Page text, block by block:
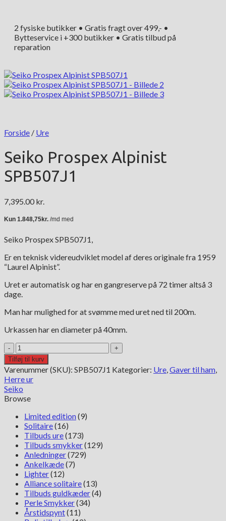
2 fysiske butikker • Gratis fragt over 499,- •
Bytteservice i +300 butikker • Gratis tilbud på
reparation
Forside / Ure
Seiko Prospex Alpinist
SPB507J1
7,395.00 kr.
Seiko Prospex SPB507J1,
Er en teknisk videreudviklet model af deres originale fra 1959
“Laurel Alpinist”.
Uret er automatisk og har en gangreserve på 72 timer altså 3
dage.
Man har mulighed for at svømme med uret ned til 200m.
Urkassen har en diameter på 40mm.
Seiko
Prospex
Alpinist
SPB507J1
antal
Tilføj til kurv
Varenummer (SKU): SPB507J1 Kategorier: Ure,Gaver til ham,
Herre ur
Seiko
Browse
Limited edition(9)
Solitaire(16)
Tilbuds ure(173)
Tilbuds smykker(129)
Anledninger(729)
Ankelkæde(7)
Lighter(12)
Alliance solitaire(13)
Tilbuds guldkæder(4)
Perle Smykker(34)
Årstidspynt(11)